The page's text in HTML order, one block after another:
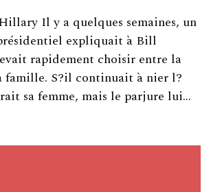
Il y a quelques semaines, un
expliquait à Bill
rapidement choisir entre la
famille. S?il continuait à nier l?
sa femme, mais le parjure lui…